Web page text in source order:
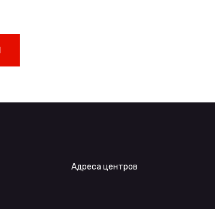
Адреса центров